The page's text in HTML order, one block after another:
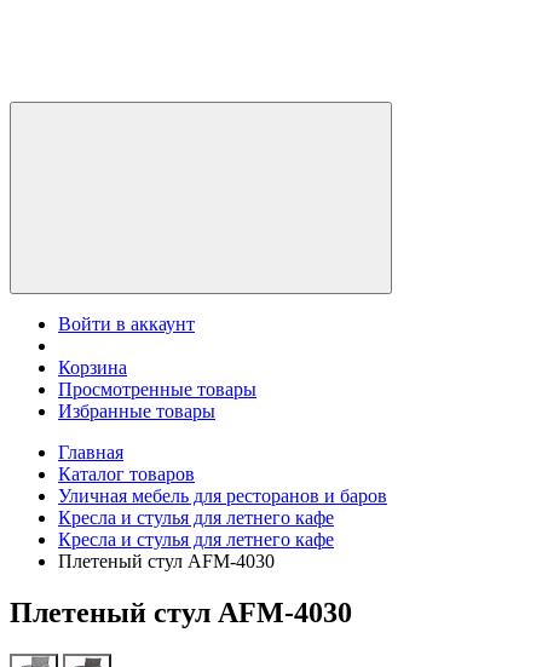
Войти в аккаунт
Корзина
Просмотренные товары
Избранные товары
Главная
Каталог товаров
Уличная мебель для ресторанов и баров
Кресла и стулья для летнего кафе
Кресла и стулья для летнего кафе
Плетеный стул AFM-4030
Плетеный стул AFM-4030